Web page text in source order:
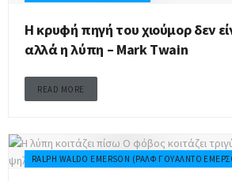
Η κρυφή πηγή του χιούμορ δεν
αλλά η λύπη – Mark Twain
READ MORE
RALPH WALDO EMERSON (ΡΑΛΦ ΓΟΥΆΛΝΤΟ